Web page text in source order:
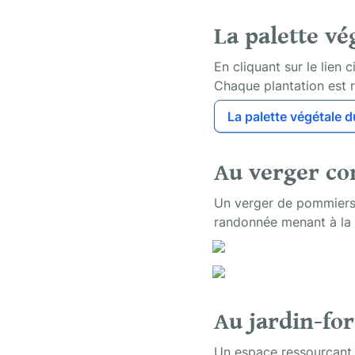
La palette
En cliquant sur le lien
Chaque plantation est
La palette végétale
Au verger
Un verger de
randonnée menant à
Au jardin-
Un espace